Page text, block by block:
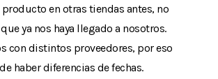
producto en otras tiendas antes, no
ya nos haya llegado a nosotros.
con distintos proveedores, por eso
haber diferencias de fechas.